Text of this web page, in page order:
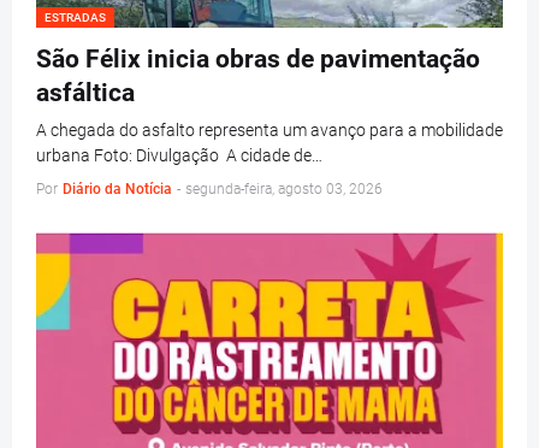
ESTRADAS
São Félix inicia obras de pavimentação
asfáltica
A chegada do asfalto representa um avanço para a mobilidade
urbana Foto: Divulgação A cidade de…
Por Diário da Notícia - segunda-feira, agosto 03, 2026